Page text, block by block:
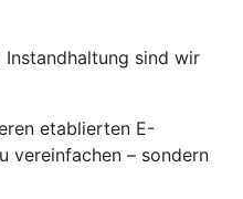
sind wir
etablierten E-
vereinfachen – sondern